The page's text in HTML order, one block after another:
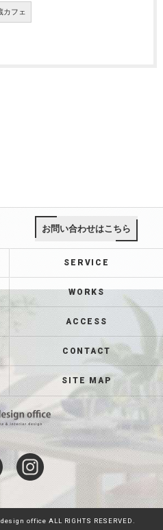
フェ
お問い合わせはこちら
SERVICE
WORKS
ACCESS
CONTACT
SITE MAP
office ALL RIGHTS RESERVED.